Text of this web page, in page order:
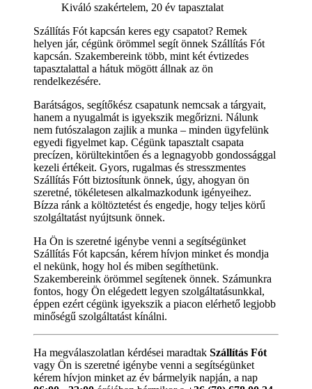
Kiváló szakértelem, 20 év tapasztalat
Szállítás Fót kapcsán keres egy csapatot? Remek
helyen jár, cégünk örömmel segít önnek Szállítás Fót
kapcsán. Szakembereink több, mint két évtizedes
tapasztalattal a hátuk mögött állnak az ön
rendelkezésére.
Barátságos, segítőkész csapatunk nemcsak a tárgyait,
hanem a nyugalmát is igyekszik megőrizni. Nálunk
nem futószalagon zajlik a munka – minden ügyfelünk
egyedi figyelmet kap. Cégünk tapasztalt csapata
precízen, körültekintően és a legnagyobb gondossággal
kezeli értékeit. Gyors, rugalmas és stresszmentes
Szállítás Fótt biztosítunk önnek, úgy, ahogyan ön
szeretné, tökéletesen alkalmazkodunk igényeihez.
Bízza ránk a költöztetést és engedje, hogy teljes körű
szolgáltatást nyújtsunk önnek.
Ha Ön is szeretné igénybe venni a segítségünket
Szállítás Fót kapcsán, kérem hívjon minket és mondja
el nekünk, hogy hol és miben segíthetünk.
Szakembereink örömmel segítenek önnek. Számunkra
fontos, hogy Ön elégedett legyen szolgáltatásunkkal,
éppen ezért cégünk igyekszik a piacon elérhető legjobb
minőségű szolgáltatást kínálni.
Ha megválaszolatlan kérdései maradtak Szállítás Fót
vagy Ön is szeretné igénybe venni a segítségünket
kérem hívjon minket az év bármelyik napján, a nap